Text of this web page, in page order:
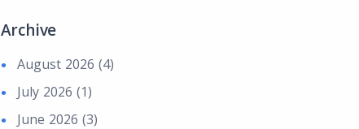
Archive
August 2026 (4)
July 2026 (1)
June 2026 (3)